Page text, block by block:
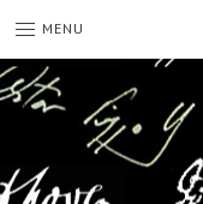
MENU